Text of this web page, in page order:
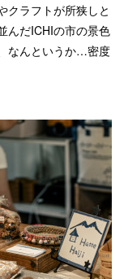
クラフトが所狭しと
んだICHIの市の景色
なんというか…密度